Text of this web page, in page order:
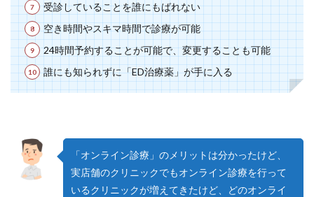
受診していることを誰にもばれない
空き時間やスキマ時間で診療が可能
24時間予約することが可能で、変更することも可能
誰にも知られずに「ED治療薬」が手に入る
「オンライン診療」のメリットは分かったけど、
実店舗のクリニックでもオンライン診療を行って
いるクリニックが増えてきたけど、どのオンライ